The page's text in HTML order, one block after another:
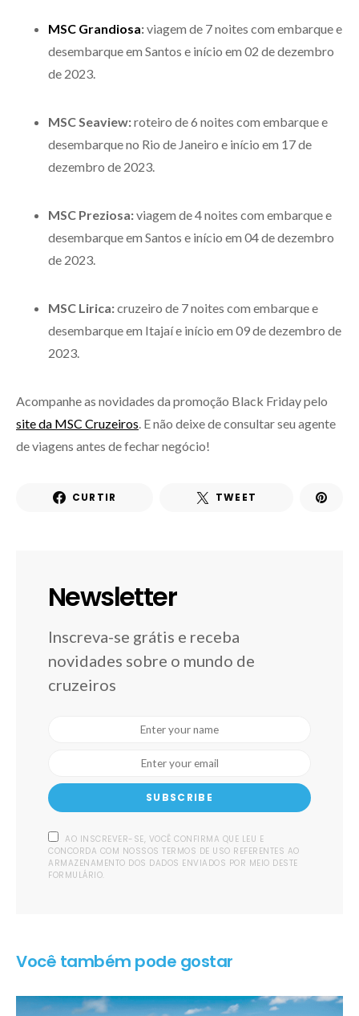
MSC Grandiosa:viagem de 7 noites com embarque e
desembarque em Santos e início em 02 de dezembro
de 2023.
MSC Seaview:roteiro de 6 noites com embarque e
desembarque no Rio de Janeiro e início em 17 de
dezembro de 2023.
MSC Preziosa:viagem de 4 noites com embarque e
desembarque em Santos e início em 04 de dezembro
de 2023.
MSC Lirica:cruzeiro de 7 noites com embarque e
desembarque em Itajaí e início em 09 de dezembro de
2023.
Acompanhe as novidades da promoção Black Friday pelo
site da MSC Cruzeiros . E não deixe de consultar seu agente
de viagens antes de fechar negócio!
CURTIR TWEET
Newsletter
Inscreva-se grátis e receba
novidades sobre o mundo de
cruzeiros
SUBSCRIBE
AO INSCREVER-SE, VOCÊ CONFIRMA QUE LEU E
CONCORDA COM NOSSOS TERMOS DE USO REFERENTES AO
ARMAZENAMENTO DOS DADOS ENVIADOS POR MEIO DESTE
FORMULÁRIO.
Você também pode gostar